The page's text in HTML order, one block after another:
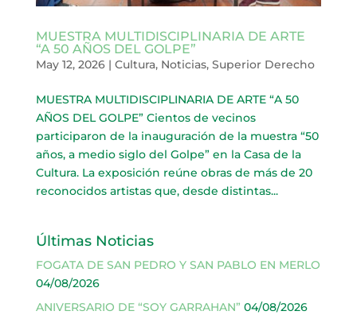
MUESTRA MULTIDISCIPLINARIA DE ARTE
“A 50 AÑOS DEL GOLPE”
May 12, 2026| Cultura, Noticias, Superior Derecho
MUESTRA MULTIDISCIPLINARIA DE ARTE “A 50
AÑOS DEL GOLPE” Cientos de vecinos
participaron de la inauguración de la muestra “50
años, a medio siglo del Golpe” en la Casa de la
Cultura. La exposición reúne obras de más de 20
reconocidos artistas que, desde distintas...
Últimas Noticias
FOGATA DE SAN PEDRO Y SAN PABLO EN MERLO
04/08/2026
ANIVERSARIO DE “SOY GARRAHAN” 04/08/2026